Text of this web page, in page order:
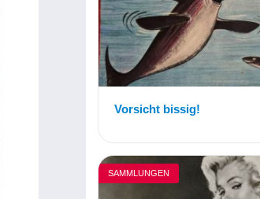
Vorsicht bissig!
SAMMLUNGEN